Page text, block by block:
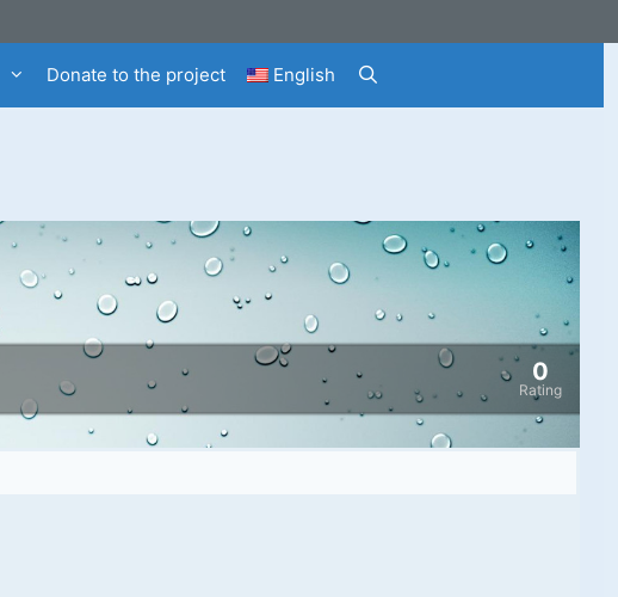
Donate to the project English
Rating
0